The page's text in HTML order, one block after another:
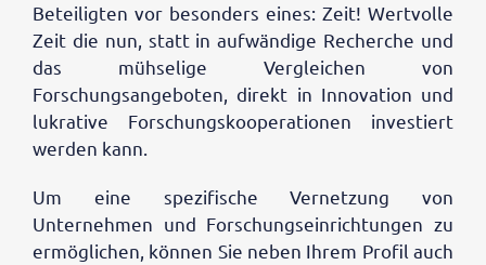
Beteiligten vor besonders eines: Zeit! Wertvolle
Zeit die nun, statt in aufwändige Recherche und
das mühselige Vergleichen von
Forschungsangeboten, direkt in Innovation und
lukrative Forschungskooperationen investiert
werden kann.
Um eine spezifische Vernetzung von
Unternehmen und Forschungseinrichtungen zu
ermöglichen, können Sie neben Ihrem Profil auch